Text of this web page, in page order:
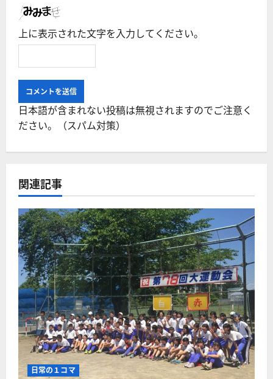
上に表示された文字を入力してください。
日本語が含まれない投稿は無視されますのでご注意く
ださい。（スパム対策）
関連記事
日常の１コマ